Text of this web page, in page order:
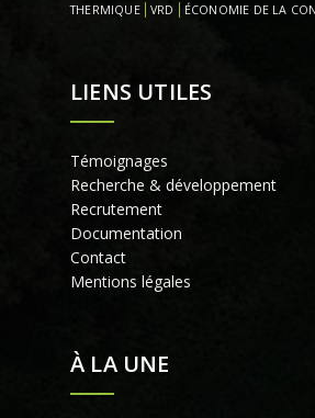
THERMIQUE
VRD ÉCONOMIE DE LA
LIENS UTILES
Témoignages
Recherche & développement
Recrutement
Documentation
Contact
Mentions légales
À LA UNE